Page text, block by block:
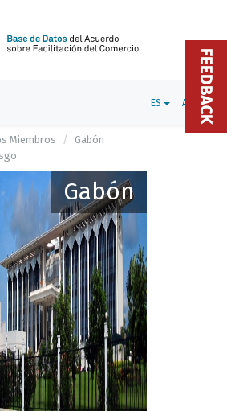
ES ADMIN
Miembros
Gabón
Gabón
FEEDBACK